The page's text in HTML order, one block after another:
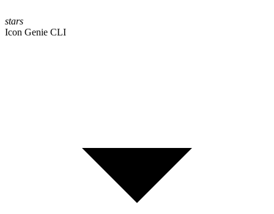
stars
Icon Genie CLI